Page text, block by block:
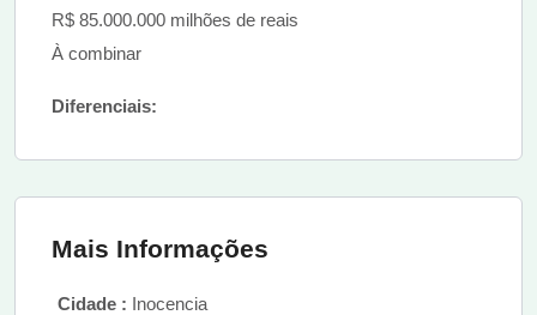
R$ 85.000.000 milhões de reais
À combinar
Diferenciais:
Mais Informações
Cidade : Inocencia